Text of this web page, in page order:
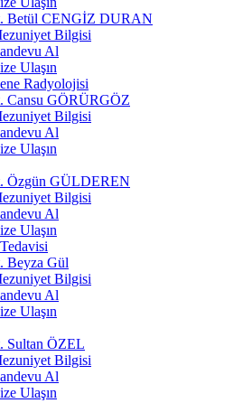
Betül CENGİZ DURAN
Bilgisi
Al
Ulaşın
Radyolojisi
Cansu GÖRÜRGÖZ
Bilgisi
Al
Ulaşın
Özgün GÜLDEREN
Bilgisi
Al
Ulaşın
Beyza Gül
Bilgisi
Al
Ulaşın
Sultan ÖZEL
Bilgisi
Al
Ulaşın